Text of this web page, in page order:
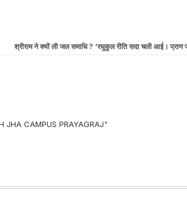
श्रीराम ने क्यों ली जल समाधि ? ‘रघुकुल रीति सदा चली आई।
JHA CAMPUS PRAYAGRAJ"